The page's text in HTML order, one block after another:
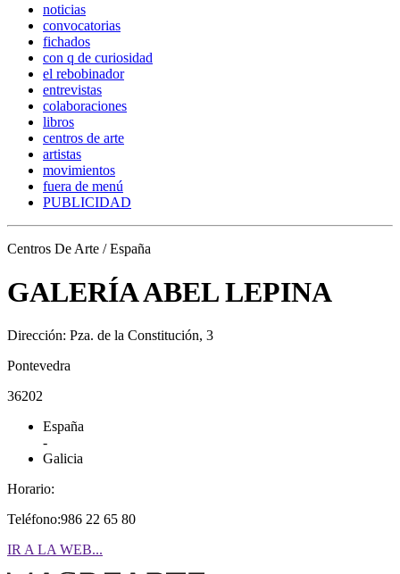
noticias
convocatorias
fichados
con q de curiosidad
el rebobinador
entrevistas
colaboraciones
libros
centros de arte
artistas
movimientos
fuera de menú
PUBLICIDAD
Centros De Arte / España
GALERÍA ABEL LEPINA
Dirección: Pza. de la Constitución, 3
Pontevedra
36202
España
-
Galicia
Horario:
Teléfono:986 22 65 80
IR A LA WEB...